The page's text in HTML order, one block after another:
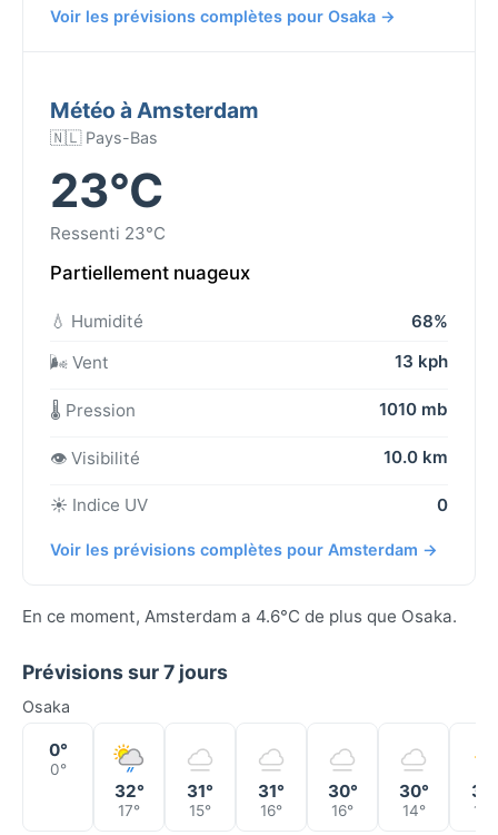
Voir les prévisions complètes pour Osaka →
Météo à Amsterdam
🇳🇱 Pays-Bas
23°C
Ressenti 23°C
Partiellement nuageux
💧 Humidité
68%
🌬️ Vent
13 kph
🌡️ Pression 1010 mb
👁️ Visibilité 10.0 km
☀️ Indice UV 0
Voir les prévisions complètes pour Amsterdam →
En ce moment, Amsterdam a 4.6°C de plus que Osaka.
Prévisions sur 7 jours
Osaka
0°
0°
32°
17°
31°
15°
31°
16°
30°
16°
30°
14°
31°
14°